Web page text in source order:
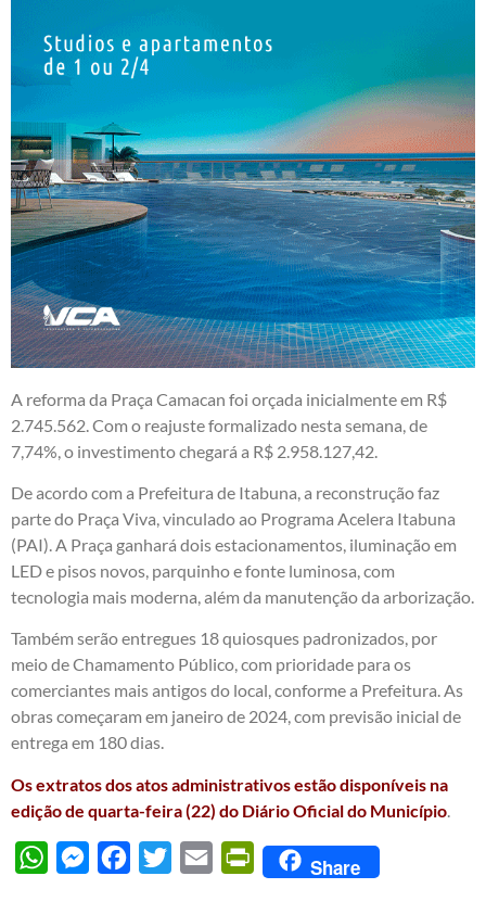
A reforma da Praça Camacan foi orçada inicialmente em R$
2.745.562. Com o reajuste formalizado nesta semana, de
7,74%, o investimento chegará a R$ 2.958.127,42.
De acordo com a Prefeitura de Itabuna, a reconstrução faz
parte do Praça Viva, vinculado ao Programa Acelera Itabuna
(PAI). A Praça ganhará dois estacionamentos, iluminação em
LED e pisos novos, parquinho e fonte luminosa, com
tecnologia mais moderna, além da manutenção da arborização.
Também serão entregues 18 quiosques padronizados, por
meio de Chamamento Público, com prioridade para os
comerciantes mais antigos do local, conforme a Prefeitura. As
obras começaram em janeiro de 2024, com previsão inicial de
entrega em 180 dias.
Os extratos dos atos administrativos estão disponíveis na
edição de quarta-feira (22) do Diário Oficial do Município.
WhatsAppMessengerFacebook
Twitter Email PrintFriendly
Share